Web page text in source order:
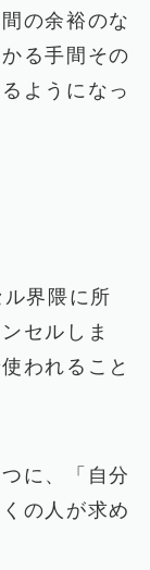
の余裕のな
る手間その
ようになっ
界隈に所
セルしま
われること
に、「自分
の人が求め